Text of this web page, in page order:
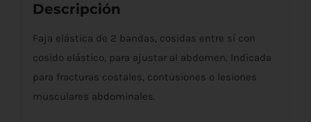
Descripción
Faja elástica de 2 bandas, cosidas entre sí con
cosido elástico, para ajustar al abdomen. Indicada
para fracturas costales, contusiones o lesiones
musculares abdominales.